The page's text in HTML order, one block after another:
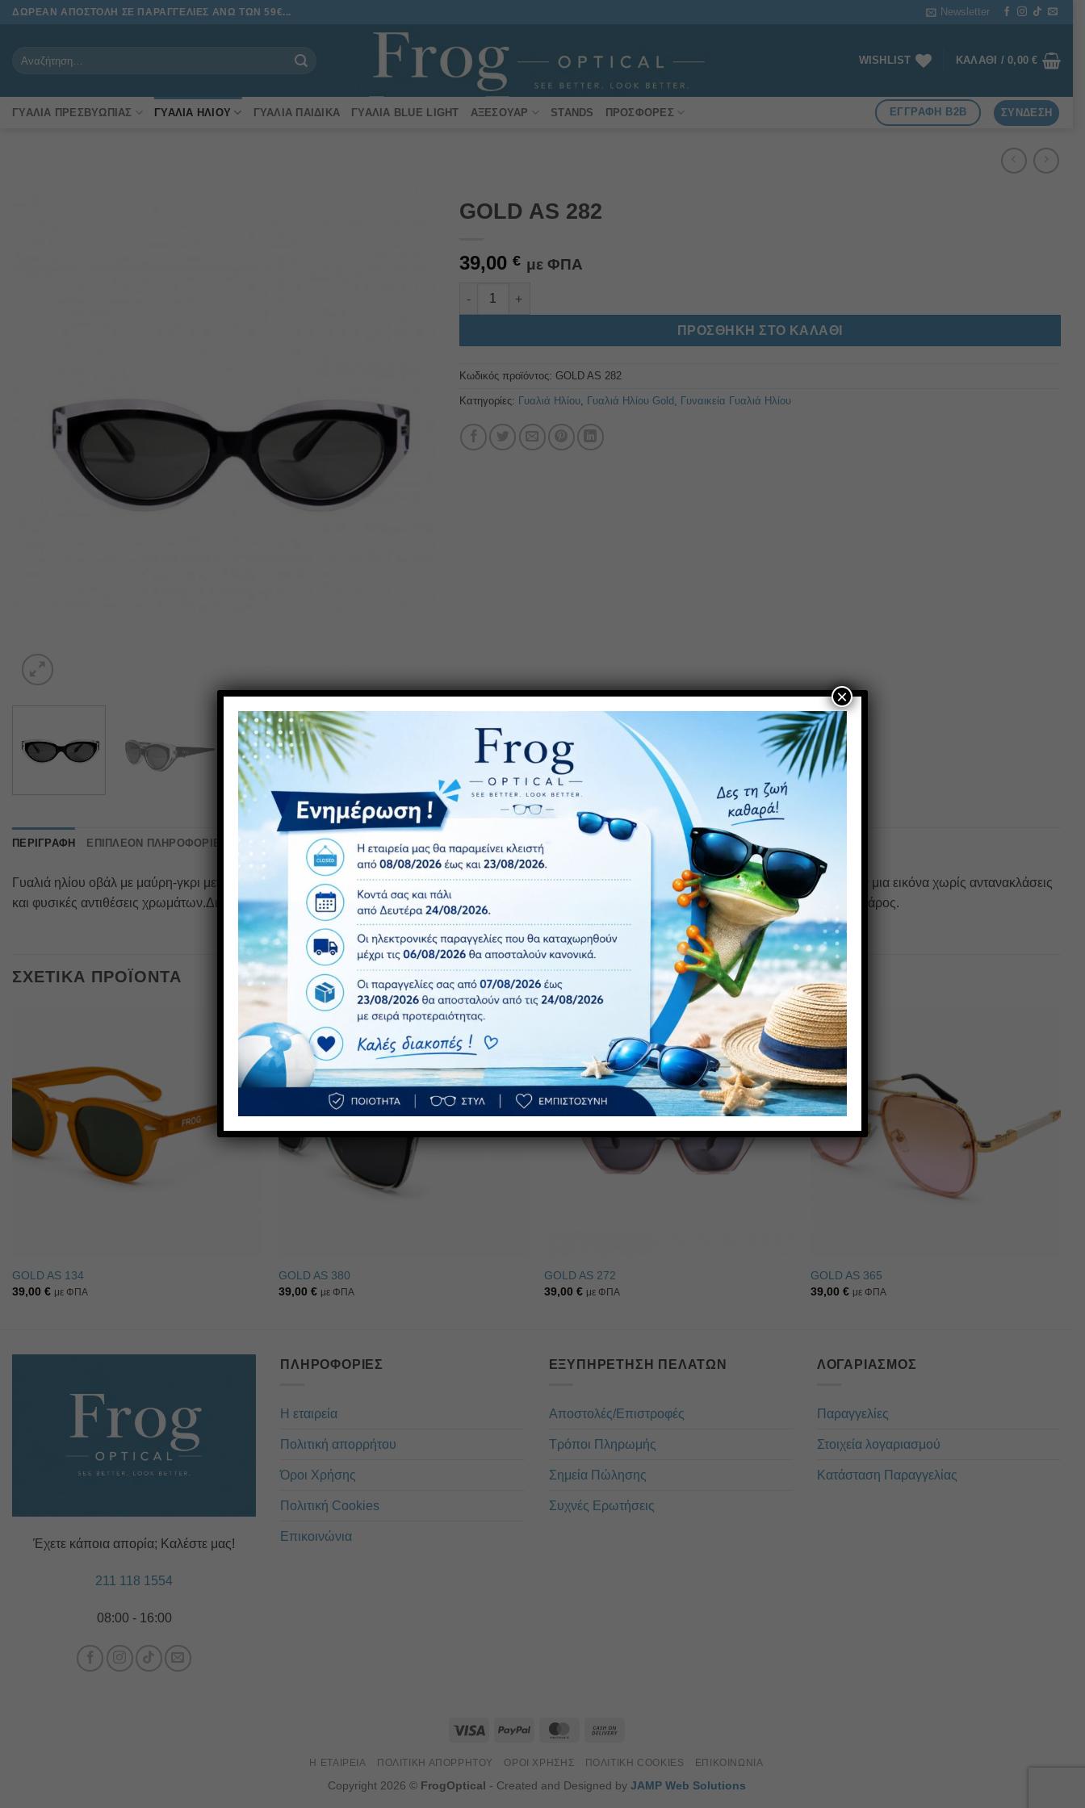
Μετάβαση
ΔΩΡΕΑΝ ΑΠΟΣΤΟΛΗ ΣΕ ΠΑΡΑΓΓΕΛΙΕΣ ΑΝΩ ΤΩΝ 59€... Newsletter
WISHLIST ΚΑΛΆΘΙ /0,00€
ΓΥΑΛΙΆ ΠΡΕΣΒΥΩΠΊΑΣ ΓΥΑΛΙΆ ΗΛΊΟΥ ΓΥΑΛΙΆ ΠΑΙΔΙΚΆ ΓΥΑΛΙΆ BLUE LIGHT ΑΞΕΣΟΥΆΡ STANDS ΠΡΟΣΦΟΡΈΣ ΕΓΓΡΑΦΗ B2B ΣΎΝΔΕΣΗ
GOLD AS 282
39,00 € με ΦΠΑ
GOLD AS 282 ποσότητα
ΠΡΟΣΘΉΚΗ ΣΤΟ ΚΑΛΆΘΙ
Alternative:
Κωδικός προϊόντος: GOLD AS 282
Κατηγορίες: Γυαλιά Ηλίου, Γυαλιά Ηλίου Gold Γυναικεία Γυαλιά Ηλίου
ΠΕΡΙΓΡΑΦΉ ΕΠΙΠΛΈΟΝ ΠΛΗΡΟΦΟΡΊΕΣ
Γυαλιά ηλίου οβάλ με μαύρη-γκρι μετώπη και μαύρους βραχίωνες.Διαθέτει προστασία UV400 και Polarized φακό.Πολωτικά γυαλιά ηλίου: προσφέρουν μια εικόνα χωρίς αντανακλάσεις
και φυσικές αντιθέσεις χρωμάτων.Διαθέτουν φακό υψηλής αντοχής στα χτυπήματα που παρέχει απόλυτη άνεση χάρη στην ευελιξία και το χαμηλό του βάρος.
ΣΧΕΤΙΚΆ ΠΡΟΪΌΝΤΑ
επιθυμιών
GOLD AS 134
39,00 € με ΦΠΑ
Πρόσθήκη
επιθυμιών
GOLD AS 380
39,00 € με ΦΠΑ
1+1 ΔΩΡΟ
Πρόσθήκη
στην λίστα
επιθυμιών
GOLD AS 272
39,00€ με ΦΠΑ
GOLD AS 365
39,00€ με ΦΠΑ
Έχετε κάποια απορία; Καλέστε μας!
211 118 1554
08:00 - 16:00
ΠΛΗΡΟΦΟΡΊΕΣ
Η εταιρεία
Πολιτική απορρήτου
Όροι Χρήσης
Πολιτική Cookies
Επικοινώνια
ΕΞΥΠΗΡΈΤΗΣΗ ΠΕΛΑΤΏΝ
Αποστολές/Επιστροφές
Τρόποι Πληρωμής
Σημεία Πώλησης
Συχνές Ερωτήσεις
ΛΟΓΑΡΙΑΣΜΌΣ
Παραγγελίες
Στοιχεία λογαριασμού
Κατάσταση Παραγγελίας
Η ΕΤΑΙΡΕΊΑ ΠΟΛΙΤΙΚΉ ΑΠΟΡΡΉΤΟΥ ΌΡΟΙ ΧΡΉΣΗΣ ΠΟΛΙΤΙΚΉ COOKIES ΕΠΙΚΟΙΝΏΝΙΑ
Copyright 2026 © FrogOptical - Created and Designed by JAMP Web Solutions
×